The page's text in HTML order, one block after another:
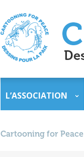
L’ASSOCIATION
Cartooning for Peace